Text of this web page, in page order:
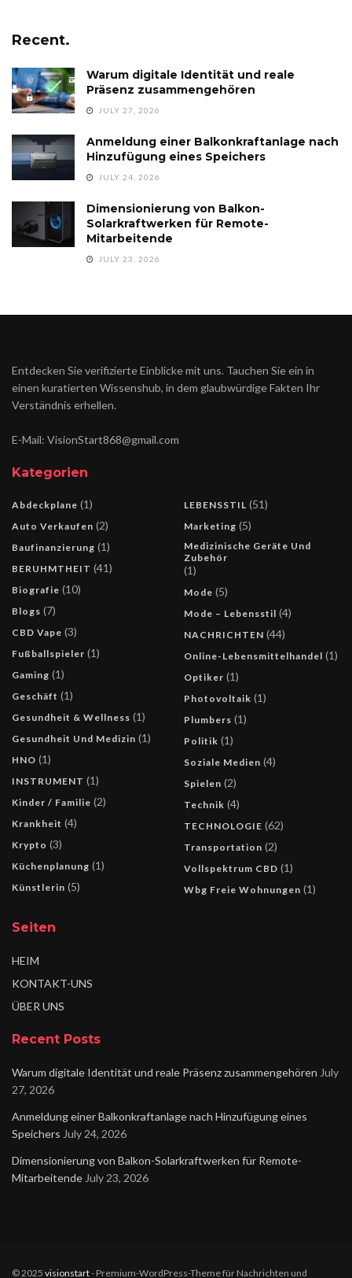
Recent.
Warum digitale Identität und reale
Präsenz zusammengehören
JULY 27, 2026
Anmeldung einer Balkonkraftanlage nach
Hinzufügung eines Speichers
JULY 24, 2026
Dimensionierung von Balkon-
Solarkraftwerken für Remote-
Mitarbeitende
JULY 23, 2026
Entdecken Sie verifizierte Einblicke mit uns. Tauchen Sie ein in
einen kuratierten Wissenshub, in dem glaubwürdige Fakten Ihr
Verständnis erhellen.
E-Mail: VisionStart868@gmail.com
Kategorien
Abdeckplane (1)
Auto Verkaufen (2)
Baufinanzierung (1)
BERUHMTHEIT (41)
Biografie (10)
Blogs (7)
CBD Vape (3)
Fußballspieler (1)
Gaming (1)
Geschäft (1)
Gesundheit & Wellness (1)
Gesundheit Und Medizin (1)
HNO (1)
INSTRUMENT (1)
Kinder / Familie (2)
Krankheit (4)
Krypto (3)
Küchenplanung (1)
Künstlerin (5)
LEBENSSTIL (51)
Marketing (5)
Medizinische Geräte Und
Zubehör
(1)
Mode (5)
Mode – Lebensstil (4)
NACHRICHTEN (44)
Online-Lebensmittelhandel (1)
Optiker (1)
Photovoltaik (1)
Plumbers (1)
Politik (1)
Soziale Medien (4)
Spielen (2)
Technik (4)
TECHNOLOGIE (62)
Transportation (2)
Vollspektrum CBD (1)
Wbg Freie Wohnungen (1)
Seiten
HEIM
KONTAKT-UNS
ÜBER UNS
Recent Posts
Warum digitale Identität und reale Präsenz zusammengehören July
27, 2026
Anmeldung einer Balkonkraftanlage nach Hinzufügung eines
Speichers July 24, 2026
Dimensionierung von Balkon-Solarkraftwerken für Remote-
Mitarbeitende July 23, 2026
© 2025 visionstart- Premium-WordPress-Theme für Nachrichten und